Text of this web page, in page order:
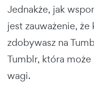
Jednakże, jak
jest zauważenie,
zdobywasz na
Tumblr, która
wagi.